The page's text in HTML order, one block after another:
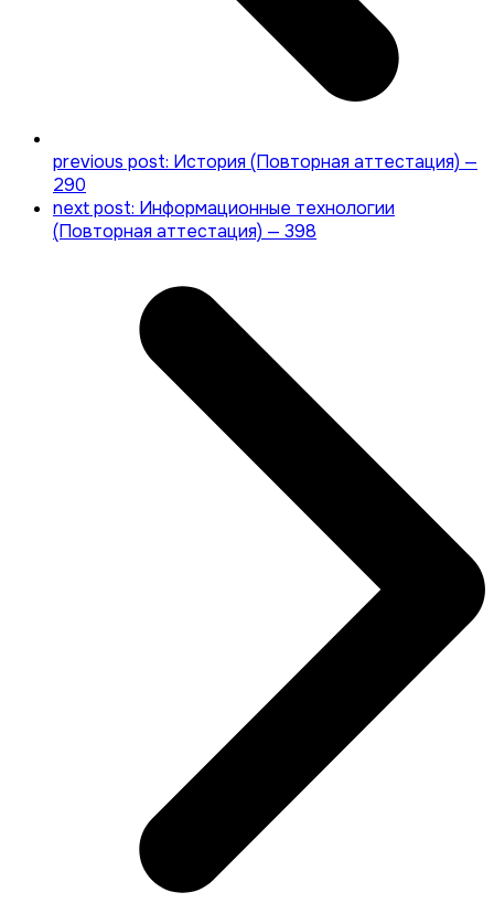
previous post: История (Повторная аттестация) —
290
next post: Информационные технологии
(Повторная аттестация) — 398